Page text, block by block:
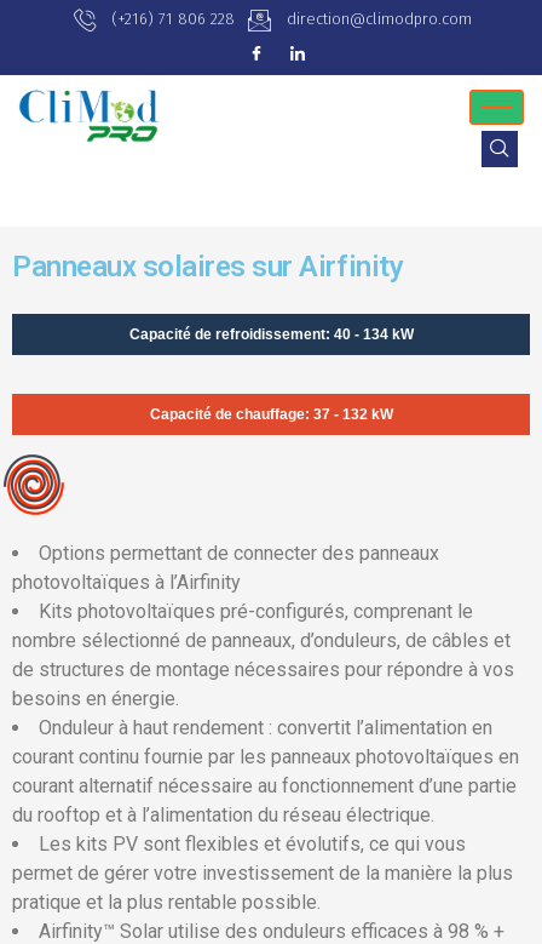
(+216) 71 806 228 direction@climodpro.com
Panneaux solaires sur Airfinity
Capacité de refroidissement: 40 - 134 kW
Capacité de chauffage: 37 - 132 kW
Options permettant de connecter des panneaux
photovoltaïques à l’Airfinity
Kits photovoltaïques pré-configurés, comprenant le
nombre sélectionné de panneaux, d’onduleurs, de câbles et
de structures de montage nécessaires pour répondre à vos
besoins en énergie.
Onduleur à haut rendement : convertit l’alimentation en
courant continu fournie par les panneaux photovoltaïques en
courant alternatif nécessaire au fonctionnement d’une partie
du rooftop et à l’alimentation du réseau électrique.
Les kits PV sont flexibles et évolutifs, ce qui vous
permet de gérer votre investissement de la manière la plus
pratique et la plus rentable possible.
Airfinity™ Solar utilise des onduleurs efficaces à 98 % +